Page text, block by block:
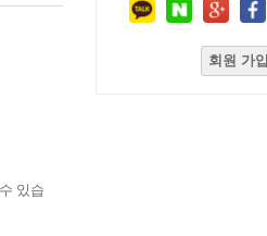
있습
회원 가입